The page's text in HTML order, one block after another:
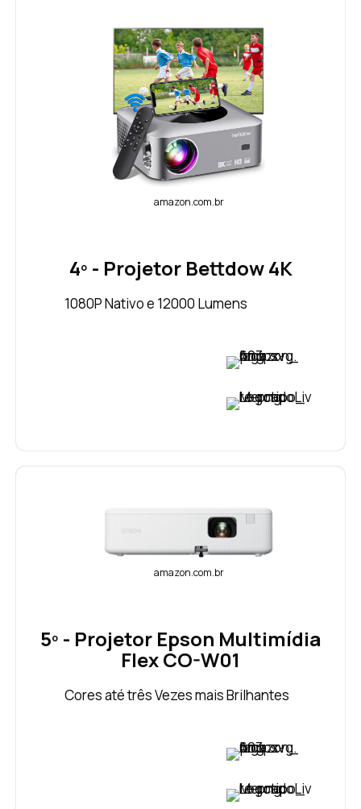
amazon.com.br
4º - Projetor Bettdow 4K
1080P Nativo e 12000 Lumens
amazon.com.br
5º - Projetor Epson Multimídia
Flex CO-W01
Cores até três Vezes mais Brilhantes